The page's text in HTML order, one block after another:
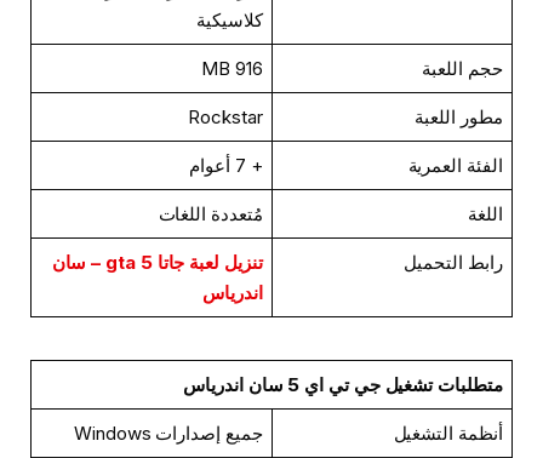
كلاسيكية
حجم اللعبة 916 MB
مطور اللعبة Rockstar
الفئة العمرية + 7 أعوام
اللغة مُتعددة اللغات
رابط التحميل
تنزيل لعبة جاتا 5 gta – سان
اندرياس
متطلبات تشغيل جي تي اي 5 سان اندرياس
أنظمة التشغيل جميع إصدارات Windows